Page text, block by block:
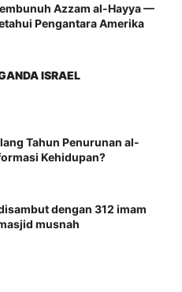
Azzam al-Hayya —
Pengantara Amerika
ISRAEL
Tahun Penurunan al-
Kehidupan?
dengan 312 imam
musnah